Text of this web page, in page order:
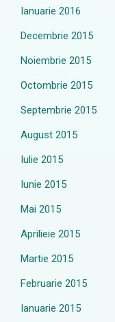
Ianuarie 2016
Decembrie 2015
Noiembrie 2015
Octombrie 2015
Septembrie 2015
August 2015
Iulie 2015
Iunie 2015
Mai 2015
Aprilieie 2015
Martie 2015
Februarie 2015
Ianuarie 2015